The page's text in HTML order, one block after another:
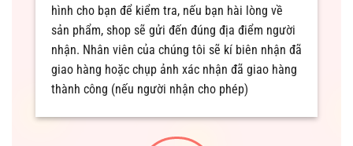
hình cho bạn để kiểm tra, nếu bạn hài lòng về
sản phẩm, shop sẽ gửi đến đúng địa điểm người
nhận. Nhân viên của chúng tôi sẽ kí biên nhận đã
giao hàng hoặc chụp ảnh xác nhận đã giao hàng
thành công (nếu người nhận cho phép)